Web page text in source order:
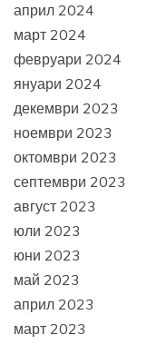
април 2024
март 2024
февруари 2024
януари 2024
декември 2023
ноември 2023
октомври 2023
септември 2023
август 2023
юли 2023
юни 2023
май 2023
април 2023
март 2023